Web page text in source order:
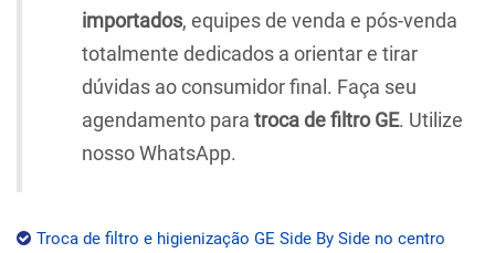
importados, equipes de venda e pós-venda
totalmente dedicados a orientar e tirar
dúvidas ao consumidor final. Faça seu
agendamento para troca de filtro GE. Utilize
nosso WhatsApp.
Troca de filtro e higienização GE Side By Side no centro